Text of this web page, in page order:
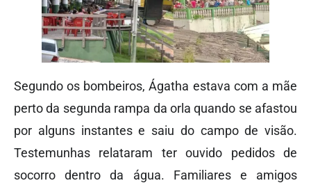
Segundo os bombeiros, Ágatha estava com a mãe
perto da segunda rampa da orla quando se afastou
por alguns instantes e saiu do campo de visão.
Testemunhas relataram ter ouvido pedidos de
socorro dentro da água. Familiares e amigos